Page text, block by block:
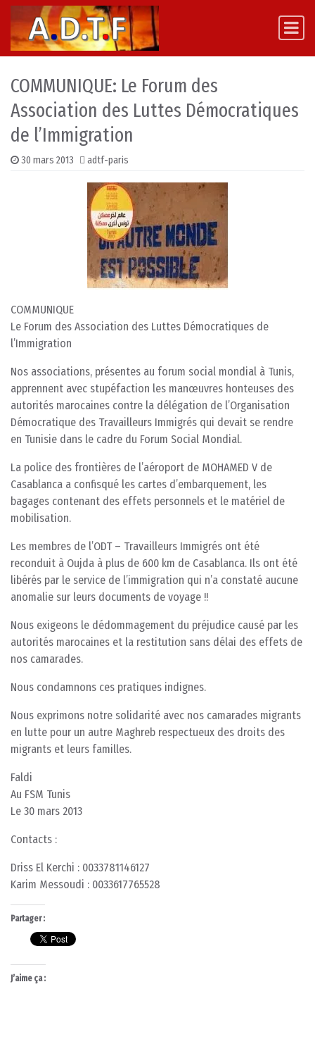
Skip to content
Main Navigation
COMMUNIQUE: Le Forum des
Association des Luttes Démocratiques
de l’Immigration
30 mars 2013 adtf-paris
COMMUNIQUE
Le Forum des Association des Luttes Démocratiques de
l’Immigration
Nos associations, présentes au forum social mondial à Tunis,
apprennent avec stupéfaction les manœuvres honteuses des
autorités marocaines contre la délégation de l’Organisation
Démocratique des Travailleurs Immigrés qui devait se rendre
en Tunisie dans le cadre du Forum Social Mondial.
La police des frontières de l’aéroport de MOHAMED V de
Casablanca a confisqué les cartes d’embarquement, les
bagages contenant des effets personnels et le matériel de
mobilisation.
Les membres de l’ODT – Travailleurs Immigrés ont été
reconduit à Oujda à plus de 600 km de Casablanca. Ils ont été
libérés par le service de l’immigration qui n’a constaté aucune
anomalie sur leurs documents de voyage !!
Nous exigeons le dédommagement du préjudice causé par les
autorités marocaines et la restitution sans délai des effets de
nos camarades.
Nous condamnons ces pratiques indignes.
Nous exprimons notre solidarité avec nos camarades migrants
en lutte pour un autre Maghreb respectueux des droits des
migrants et leurs familles.
Faldi
Au FSM Tunis
Le 30 mars 2013
Contacts :
Driss El Kerchi : 0033781146127
Karim Messoudi : 0033617765528
Partager :
J’aime ça :